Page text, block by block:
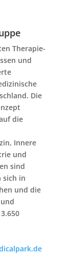
Therapie-
und
Die
die
Innere
und
sind
sich in
und die